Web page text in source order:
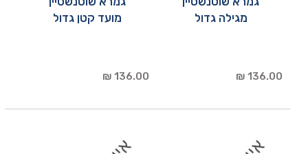
מגילה גדול
136.00 ₪
מועד קטן גדול
136.00 ₪